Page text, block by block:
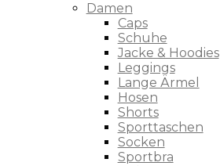
Damen
Caps
Schuhe
Jacke & Hoodies
Leggings
Lange Ärmel
Hosen
Shorts
Sporttaschen
Socken
Sportbra